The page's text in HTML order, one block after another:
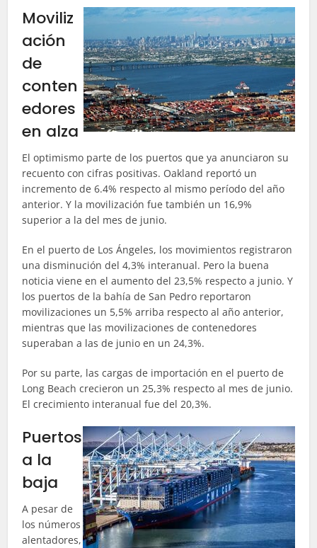
Moviliz
ación
de
conten
edores
en alza
El optimismo parte de los puertos que ya anunciaron su
recuento con cifras positivas. Oakland reportó un
incremento de 6.4% respecto al mismo período del año
anterior. Y la movilización fue también un 16,9%
superior a la del mes de junio.
En el puerto de Los Ángeles, los movimientos registraron
una disminución del 4,3% interanual. Pero la buena
noticia viene en el aumento del 23,5% respecto a junio. Y
los puertos de la bahía de San Pedro reportaron
movilizaciones un 5,5% arriba respecto al año anterior,
mientras que las movilizaciones de contenedores
superaban a las de junio en un 24,3%.
Por su parte, las cargas de importación en el puerto de
Long Beach crecieron un 25,3% respecto al mes de junio.
El crecimiento interanual fue del 20,3%.
Puertos
a la
baja
A pesar de
los números
alentadores,